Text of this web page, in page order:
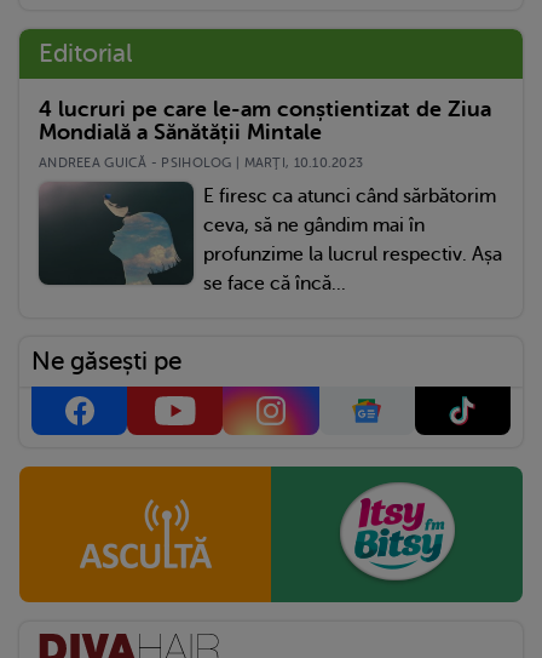
Editorial
4 lucruri pe care le-am conștientizat de Ziua
Mondială a Sănătății Mintale
ANDREEA GUICĂ - PSIHOLOG | MARŢI, 10.10.2023
E firesc ca atunci când sărbătorim
ceva, să ne gândim mai în
profunzime la lucrul respectiv. Așa
se face că încă...
Ne găsești pe